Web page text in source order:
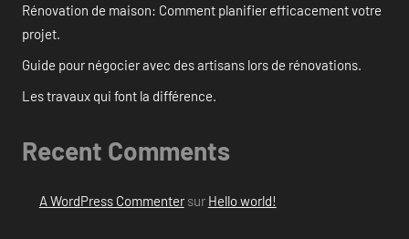
Rénovation de maison: Comment planifier efficacement votre
projet.
Guide pour négocier avec des artisans lors de rénovations.
Les travaux qui font la différence.
Recent Comments
A WordPress Commentersur Hello world!